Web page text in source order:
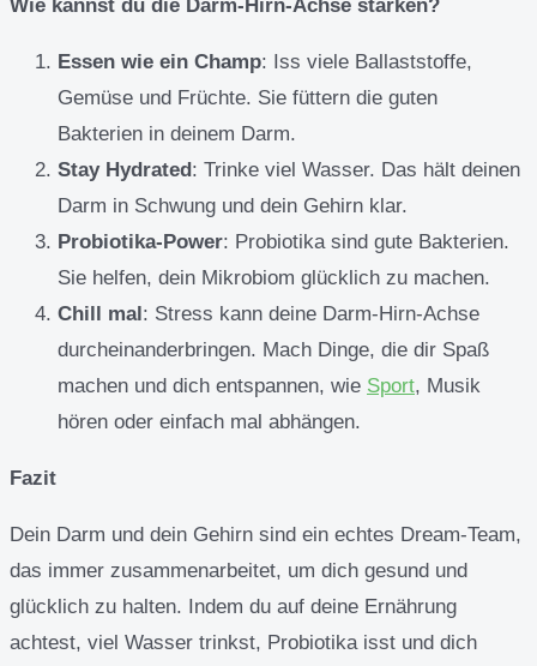
Wie kannst du die Darm-Hirn-Achse stärken?
Essen wie ein Champ: Iss viele Ballaststoffe,
Gemüse und Früchte. Sie füttern die guten
Bakterien in deinem Darm.
Stay Hydrated: Trinke viel Wasser. Das hält deinen
Darm in Schwung und dein Gehirn klar.
Probiotika-Power: Probiotika sind gute Bakterien.
Sie helfen, dein Mikrobiom glücklich zu machen.
Chill mal: Stress kann deine Darm-Hirn-Achse
durcheinanderbringen. Mach Dinge, die dir Spaß
machen und dich entspannen, wie Sport, Musik
hören oder einfach mal abhängen.
Fazit
Dein Darm und dein Gehirn sind ein echtes Dream-Team,
das immer zusammenarbeitet, um dich gesund und
glücklich zu halten. Indem du auf deine Ernährung
achtest, viel Wasser trinkst, Probiotika isst und dich